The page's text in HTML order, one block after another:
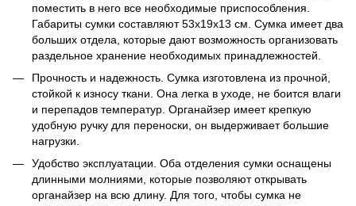
поместить в него все необходимые приспособления.
Габариты сумки составляют 53х19х13 см. Сумка имеет два
больших отдела, которые дают возможность организовать
раздельное хранение необходимых принадлежностей.
Прочность и надежность. Сумка изготовлена из прочной,
стойкой к износу ткани. Она легка в уходе, не боится влаги
и перепадов температур. Органайзер имеет крепкую
удобную ручку для переноски, он выдерживает большие
нагрузки.
Удобство эксплуатации. Оба отделения сумки оснащены
длинными молниями, которые позволяют открывать
органайзер на всю длину. Для того, чтобы сумка не